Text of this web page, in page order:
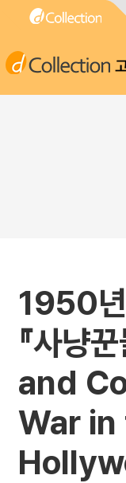
1950년
『사냥
and
War